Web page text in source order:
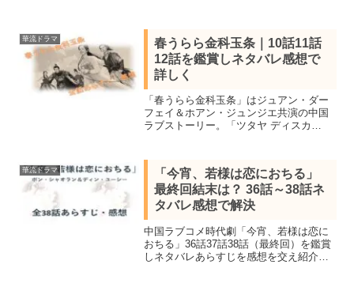
華流ドラマ
春うらら金科玉条｜10話11話
12話を鑑賞しネタバレ感想で
詳しく
「春うらら金科玉条」はジュアン・ダー
フェイ＆ホアン・ジュンジエ共演の中国
ラブストーリー。「ツタヤ ディスカ
詳しく紹介。お嬢様弁護士と謎の青年と
の秘密の恋
華流ドラマ
「今宵、若様は恋におちる」
最終回結末は？ 36話～38話ネ
タバレ感想で解決
中国ラブコメ時代劇「今宵、若様は恋に
おちる」36話37話38話（最終回）を鑑賞
しネタバレあらすじを感想を交え紹介。